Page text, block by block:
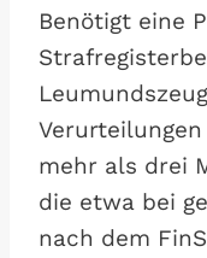
Benötigt eine
mehr als drei
die etwa bei
nach dem